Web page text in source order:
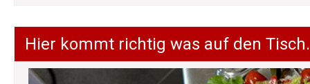
Hier kommt richtig was auf den Tisch.